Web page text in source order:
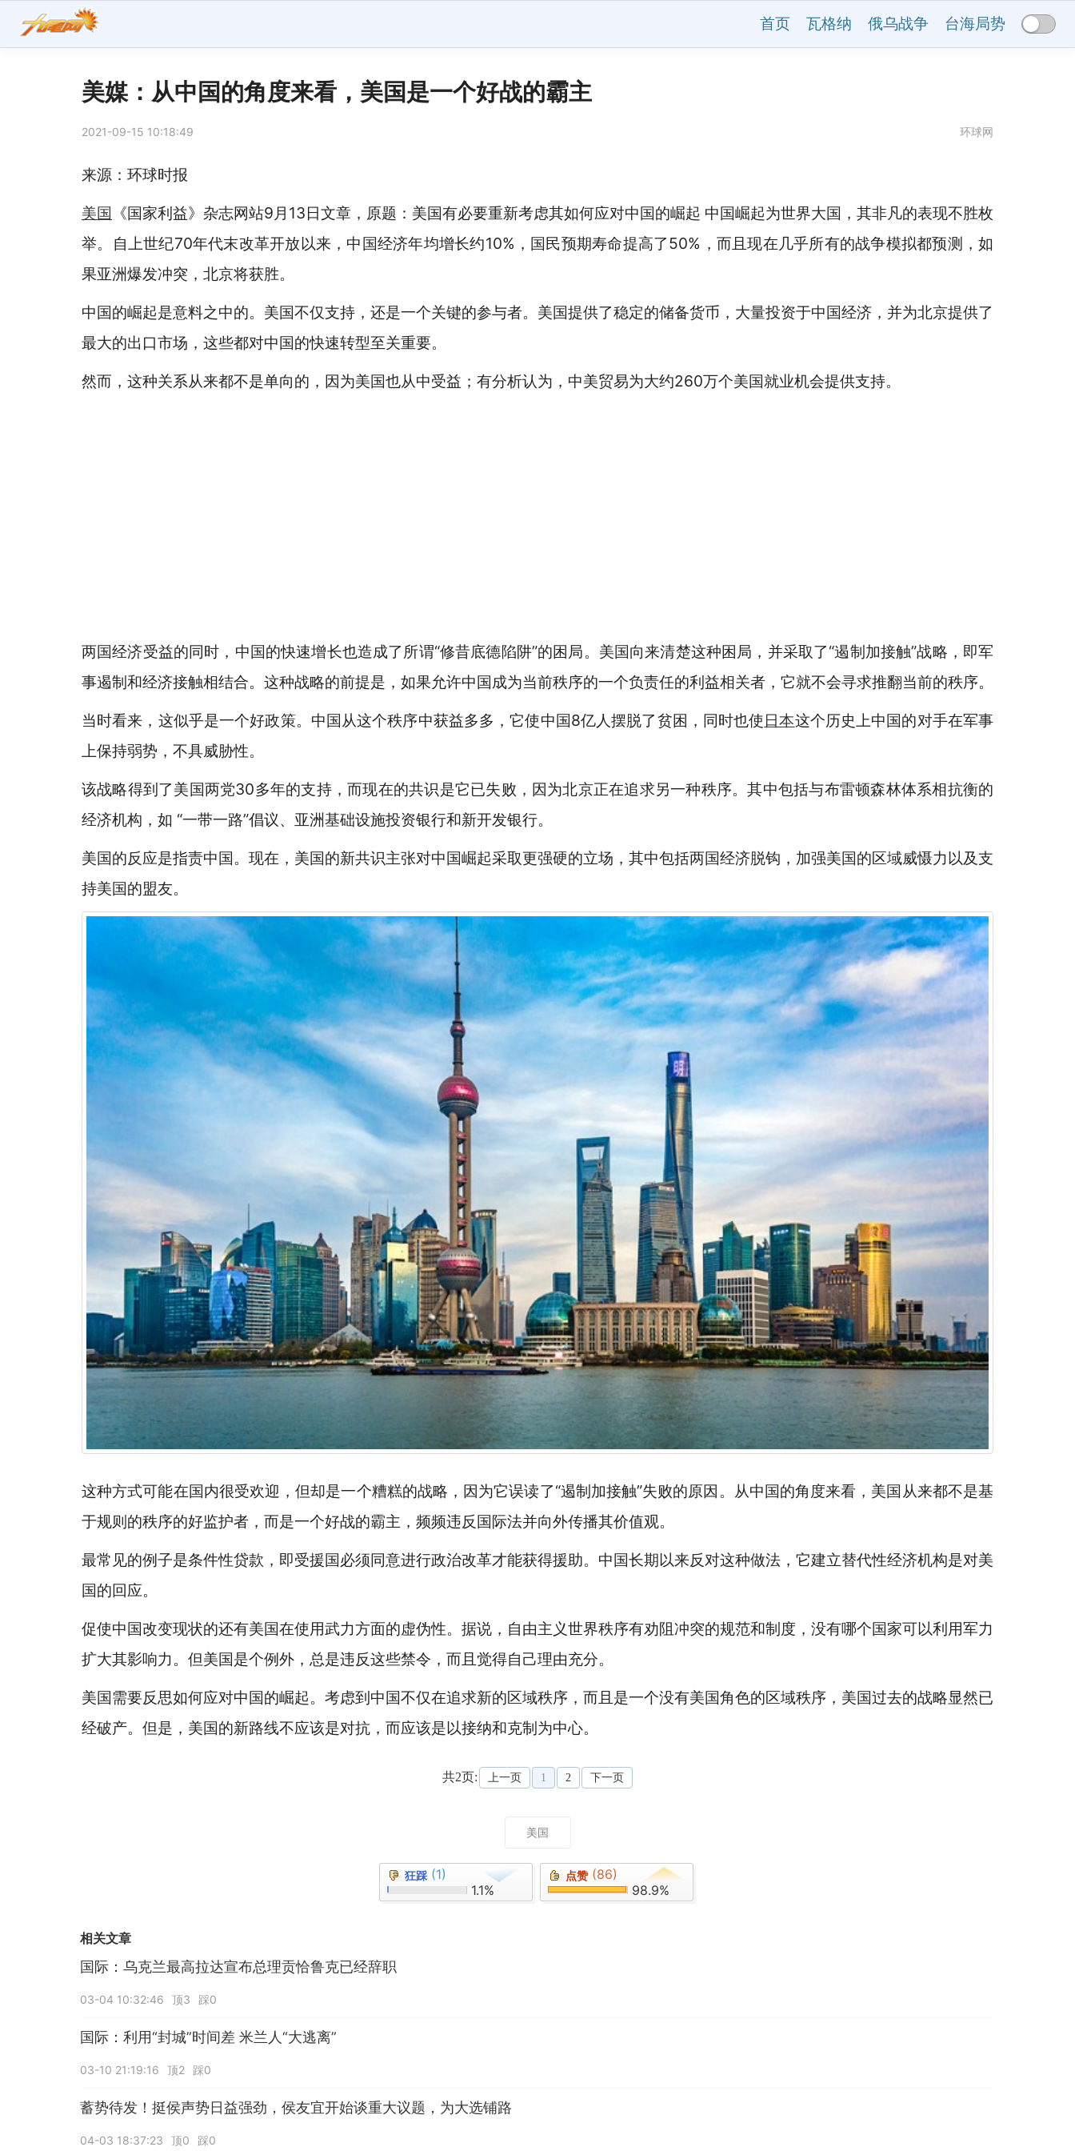
首页 瓦格纳 俄乌战争 台海局势
美媒：从中国的角度来看，美国是一个好战的霸主
2021-09-15 10:18:49 环球网
来源：环球时报
美国 《国家利益》杂志网站9月13日文章，原题：美国有必要重新考虑其如何应对中国的崛起 中国崛起为世界大国，其非凡的表现不胜枚
举。自上世纪70年代末改革开放以来，中国经济年均增长约10%，国民预期寿命提高了50%，而且现在几乎所有的战争模拟都预测，如
果亚洲爆发冲突，北京将获胜。
中国的崛起是意料之中的。美国不仅支持，还是一个关键的参与者。美国提供了稳定的储备货币，大量投资于中国经济，并为北京提供了
最大的出口市场，这些都对中国的快速转型至关重要。
然而，这种关系从来都不是单向的，因为美国也从中受益；有分析认为，中美贸易为大约260万个美国就业机会提供支持。
两国经济受益的同时，中国的快速增长也造成了所谓“修昔底德陷阱”的困局。美国向来清楚这种困局，并采取了“遏制加接触”战略，即军
事遏制和经济接触相结合。这种战略的前提是，如果允许中国成为当前秩序的一个负责任的利益相关者，它就不会寻求推翻当前的秩序。
当时看来，这似乎是一个好政策。中国从这个秩序中获益多多，它使中国8亿人摆脱了贫困，同时也使日本这个历史上中国的对手在军事
上保持弱势，不具威胁性。
该战略得到了美国两党30多年的支持，而现在的共识是它已失败，因为北京正在追求另一种秩序。其中包括与布雷顿森林体系相抗衡的
经济机构，如 “一带一路”倡议、亚洲基础设施投资银行和新开发银行。
美国的反应是指责中国。现在，美国的新共识主张对中国崛起采取更强硬的立场，其中包括两国经济脱钩，加强美国的区域威慑力以及支
持美国的盟友。
这种方式可能在国内很受欢迎，但却是一个糟糕的战略，因为它误读了“遏制加接触”失败的原因。从中国的角度来看，美国从来都不是基
于规则的秩序的好监护者，而是一个好战的霸主，频频违反国际法并向外传播其价值观。
最常见的例子是条件性贷款，即受援国必须同意进行政治改革才能获得援助。中国长期以来反对这种做法，它建立替代性经济机构是对美
国的回应。
促使中国改变现状的还有美国在使用武力方面的虚伪性。据说，自由主义世界秩序有劝阻冲突的规范和制度，没有哪个国家可以利用军力
扩大其影响力。但美国是个例外，总是违反这些禁令，而且觉得自己理由充分。
美国需要反思如何应对中国的崛起。考虑到中国不仅在追求新的区域秩序，而且是一个没有美国角色的区域秩序，美国过去的战略显然已
经破产。但是，美国的新路线不应该是对抗，而应该是以接纳和克制为中心。
共2页: 上一页 1 2 下一页
美国
狂踩 (1)
1.1%
点赞 (86)
98.9%
相关文章
国际：乌克兰最高拉达宣布总理贡恰鲁克已经辞职
03-04 10:32:46 顶3 踩0
国际：利用“封城”时间差 米兰人“大逃离”
03-10 21:19:16 顶2 踩0
蓄势待发！挺侯声势日益强劲，侯友宜开始谈重大议题，为大选铺路
04-03 18:37:23 顶0 踩0